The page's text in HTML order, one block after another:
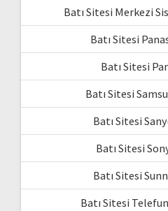
Batı Sitesi Merkezi
Batı Sitesi
Batı Sitesi
Batı Sitesi
Batı Sitesi
Batı Sitesi
Batı Sitesi
Batı Sitesi